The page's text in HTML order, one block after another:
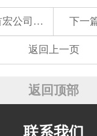
价格表 2025-7-14 下一
返回上一页
返回顶部
联系我们